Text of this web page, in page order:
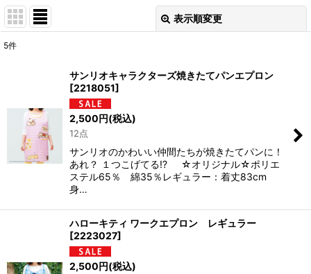
表示順変更
5件
サンリオキャラクターズ焼きたてパンエプロン
[2218051]
2,500円(税込)
12点
サンリオのかわいい仲間たちが焼きたてパンに！
あれ？ １つこげてる!? ☆オリジナル☆ポリエ
ステル65％ 綿35％レギュラー：着丈83cm
身…
ハローキティ ワークエプロン レギュラー
[2223027]
2,500円(税込)